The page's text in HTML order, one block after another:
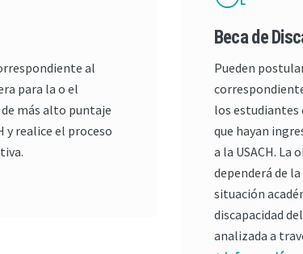
al
para la o el
más alto puntaje
y realice el proceso
Beca de
Pueden
los estudiantes
que hayan
a la USACH. La
dependerá de
situación
discapacidad
analizada a